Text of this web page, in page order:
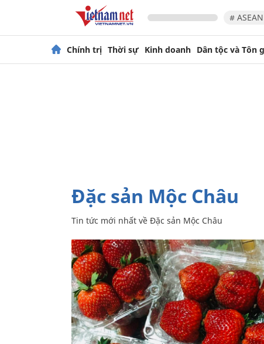
#
Chính trị Thời sự Kinh doanh Dân tộc và Tôn
Đặc sản Mộc Châu
Tin tức mới nhất về Đặc sản Mộc Châu